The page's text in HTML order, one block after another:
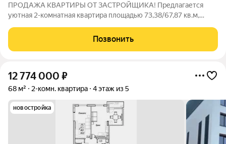
ПРОДАЖА КВАРТИРЫ ОТ ЗАСТРОЙЩИКА! Предлагается
уютная 2-комнатная квартира площадью 73,38/67,87 кв.м,
комплекса бизнес-класса «Гармония». Удачное планировочное
решение позволяет организовать комфортное
Позвонить
12 774 000 ₽
68 м² 2-комн. квартира 4 этаж из 5
новостройка